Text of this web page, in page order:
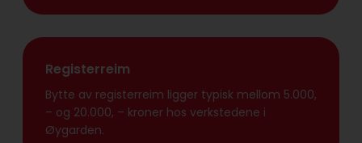
Registerreim
Bytte av registerreim ligger typisk mellom 5.000,
– og 20.000, – kroner hos verkstedene i
Øygarden.